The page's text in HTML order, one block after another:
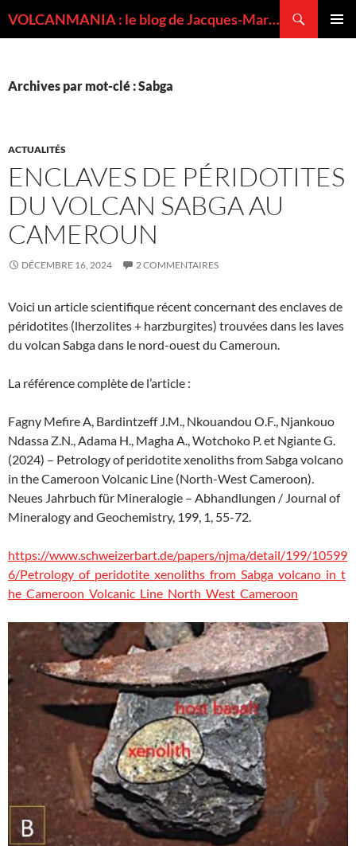
VOLCANMANIA : le blog de Jacques-Marie BARDINTZEFF, volcanologue
Archives par mot-clé : Sabga
ACTUALITÉS
ENCLAVES DE PÉRIDOTITES
DU VOLCAN SABGA AU
CAMEROUN
DÉCEMBRE 16, 2024 2 COMMENTAIRES
Voici un article scientifique récent concernant des enclaves de
péridotites (lherzolites + harzburgites) trouvées dans les laves
du volcan Sabga dans le nord-ouest du Cameroun.
La référence complète de l’article :
Fagny Mefire A, Bardintzeff J.M., Nkouandou O.F., Njankouo
Ndassa Z.N., Adama H., Magha A., Wotchoko P. et Ngiante G.
(2024) – Petrology of peridotite xenoliths from Sabga volcano
in the Cameroon Volcanic Line (North-West Cameroon).
Neues Jahrbuch für Mineralogie – Abhandlungen / Journal of
Mineralogy and Geochemistry, 199, 1, 55-72.
https://www.schweizerbart.de/papers/njma/detail/199/10599
6/Petrology_of_peridotite_xenoliths_from_Sabga_volcano_in_t
he_Cameroon_Volcanic_Line_North_West_Cameroon